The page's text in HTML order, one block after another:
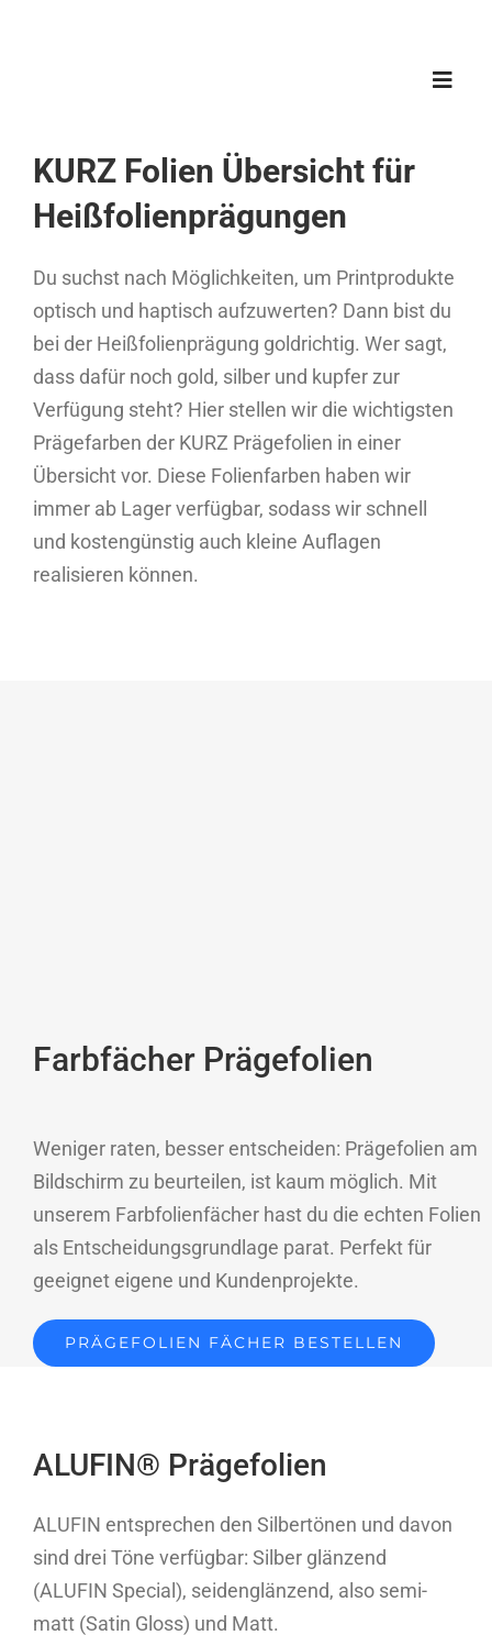
KURZ Folien Übersicht für
Heißfolienprägungen
Du suchst nach Möglichkeiten, um Printprodukte
optisch und haptisch aufzuwerten? Dann bist du
bei der Heißfolienprägung goldrichtig. Wer sagt,
dass dafür noch gold, silber und kupfer zur
Verfügung steht? Hier stellen wir die wichtigsten
Prägefarben der KURZ Prägefolien in einer
Übersicht vor. Diese Folienfarben haben wir
immer ab Lager verfügbar, sodass wir schnell
und kostengünstig auch kleine Auflagen
realisieren können.
Farbfächer Prägefolien
Weniger raten, besser entscheiden: Prägefolien am
Bildschirm zu beurteilen, ist kaum möglich. Mit
unserem Farbfolienfächer hast du die echten Folien
als Entscheidungsgrundlage parat. Perfekt für
geeignet eigene und Kundenprojekte.
PRÄGEFOLIEN FÄCHER BESTELLEN
ALUFIN® Prägefolien
ALUFIN entsprechen den Silbertönen und davon
sind drei Töne verfügbar: Silber glänzend
(ALUFIN Special), seidenglänzend, also semi-
matt (Satin Gloss) und Matt.